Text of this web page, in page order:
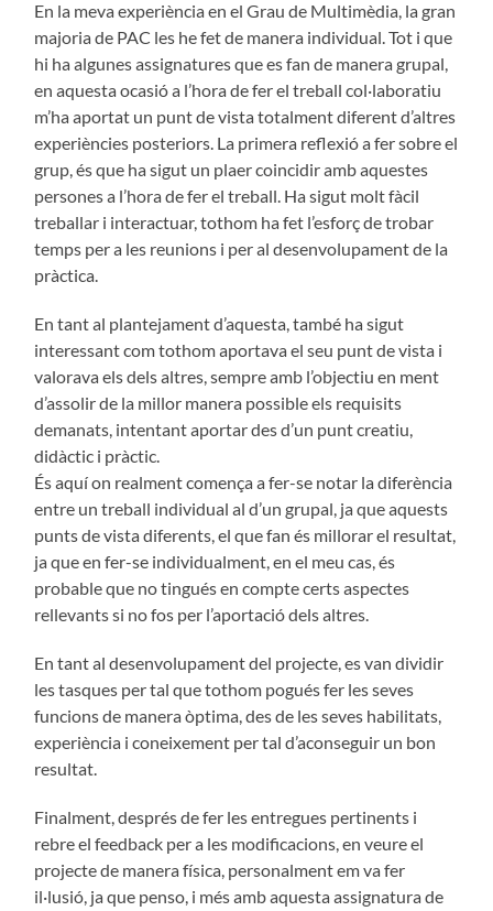
En la meva experiència en el Grau de Multimèdia, la gran
majoria de PAC les he fet de manera individual. Tot i que
hi ha algunes assignatures que es fan de manera grupal,
en aquesta ocasió a l’hora de fer el treball col·laboratiu
m’ha aportat un punt de vista totalment diferent d’altres
experiències posteriors. La primera reflexió a fer sobre el
grup, és que ha sigut un plaer coincidir amb aquestes
persones a l’hora de fer el treball. Ha sigut molt fàcil
treballar i interactuar, tothom ha fet l’esforç de trobar
temps per a les reunions i per al desenvolupament de la
pràctica.
En tant al plantejament d’aquesta, també ha sigut
interessant com tothom aportava el seu punt de vista i
valorava els dels altres, sempre amb l’objectiu en ment
d’assolir de la millor manera possible els requisits
demanats, intentant aportar des d’un punt creatiu,
didàctic i pràctic.
És aquí on realment comença a fer-se notar la diferència
entre un treball individual al d’un grupal, ja que aquests
punts de vista diferents, el que fan és millorar el resultat,
ja que en fer-se individualment, en el meu cas, és
probable que no tingués en compte certs aspectes
rellevants si no fos per l’aportació dels altres.
En tant al desenvolupament del projecte, es van dividir
les tasques per tal que tothom pogués fer les seves
funcions de manera òptima, des de les seves habilitats,
experiència i coneixement per tal d’aconseguir un bon
resultat.
Finalment, després de fer les entregues pertinents i
rebre el feedback per a les modificacions, en veure el
projecte de manera física, personalment em va fer
il·lusió, ja que penso, i més amb aquesta assignatura de